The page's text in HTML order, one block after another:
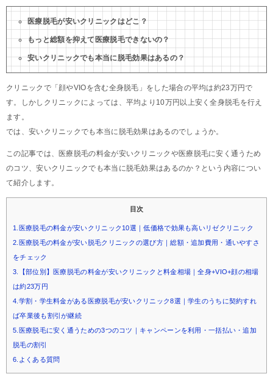
医療脱毛が安いクリニックはどこ？
もっと総額を抑えて医療脱毛できないの？
安いクリニックでも本当に脱毛効果はあるの？
クリニックで「顔やVIOを含む全身脱毛」をした場合の平均は約23万円で
す。しかしクリニックによっては、平均より10万円以上安く全身脱毛を行え
ます。
では、安いクリニックでも本当に脱毛効果はあるのでしょうか。
この記事では、医療脱毛の料金が安いクリニックや医療脱毛に安く通うため
のコツ、安いクリニックでも本当に脱毛効果はあるのか？という内容につい
て紹介します。
目次
1.医療脱毛の料金が安いクリニック10選｜低価格で効果も高いリゼクリニック
2.医療脱毛の料金が安い脱毛クリニックの選び方｜総額・追加費用・通いやすさ
をチェック
3.【部位別】医療脱毛の料金が安いクリニックと料金相場｜全身+VIO+顔の相場
は約23万円
4.学割・学生料金がある医療脱毛が安いクリニック8選｜学生のうちに契約すれ
ば卒業後も割引が継続
5.医療脱毛に安く通うための3つのコツ｜キャンペーンを利用・一括払い・追加
脱毛の割引
6.よくある質問